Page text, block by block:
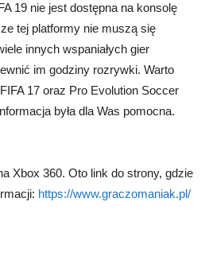
19 nie jest dostępna na konsolę
tej platformy nie muszą się
innych wspaniałych gier
im godziny rozrywki. Warto
17 oraz Pro Evolution Soccer
była dla Was pomocna.
Xbox 360. Oto link do strony, gdzie
https://www.graczomaniak.pl/